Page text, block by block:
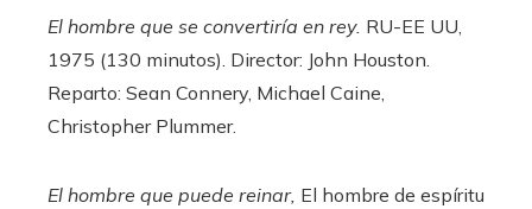
El hombre que se convertiría en rey. RU-EE UU,
1975 (130 minutos). Director: John Houston.
Reparto: Sean Connery, Michael Caine,
Christopher Plummer.
El hombre que puede reinar, El hombre de espíritu